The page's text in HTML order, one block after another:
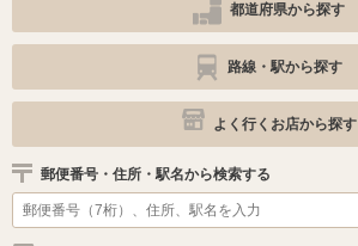
都道府県から探す
路線・駅から探す
よく行くお店から探す
郵便番号・住所・駅名から検索する